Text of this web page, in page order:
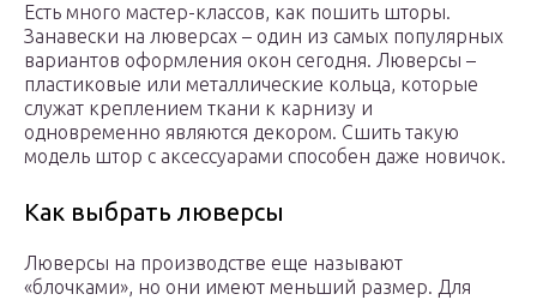
Есть много мастер-классов, как пошить шторы.
Занавески на люверсах – один из самых популярных
вариантов оформления окон сегодня. Люверсы –
пластиковые или металлические кольца, которые
служат креплением ткани к карнизу и
одновременно являются декором. Сшить такую
модель штор с аксессуарами способен даже новичок.
Как выбрать люверсы
Люверсы на производстве еще называют
«блочками», но они имеют меньший размер. Для